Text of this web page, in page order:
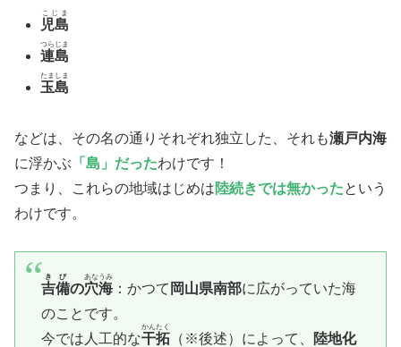
児島
こじま
連島
つらじま
玉島
たましま
などは、その名の通りそれぞれ独立した、それも瀬戸内海
に浮かぶ 「島」だったわけです！
つまり、これらの地域はじめは陸続きでは無かったという
わけです。
吉備
きび
の穴海
あなうみ
：かつて 岡山県南部に広がっていた海
のことです。
今では人工的な干拓
かんたく
（※後述）によって、
陸地化